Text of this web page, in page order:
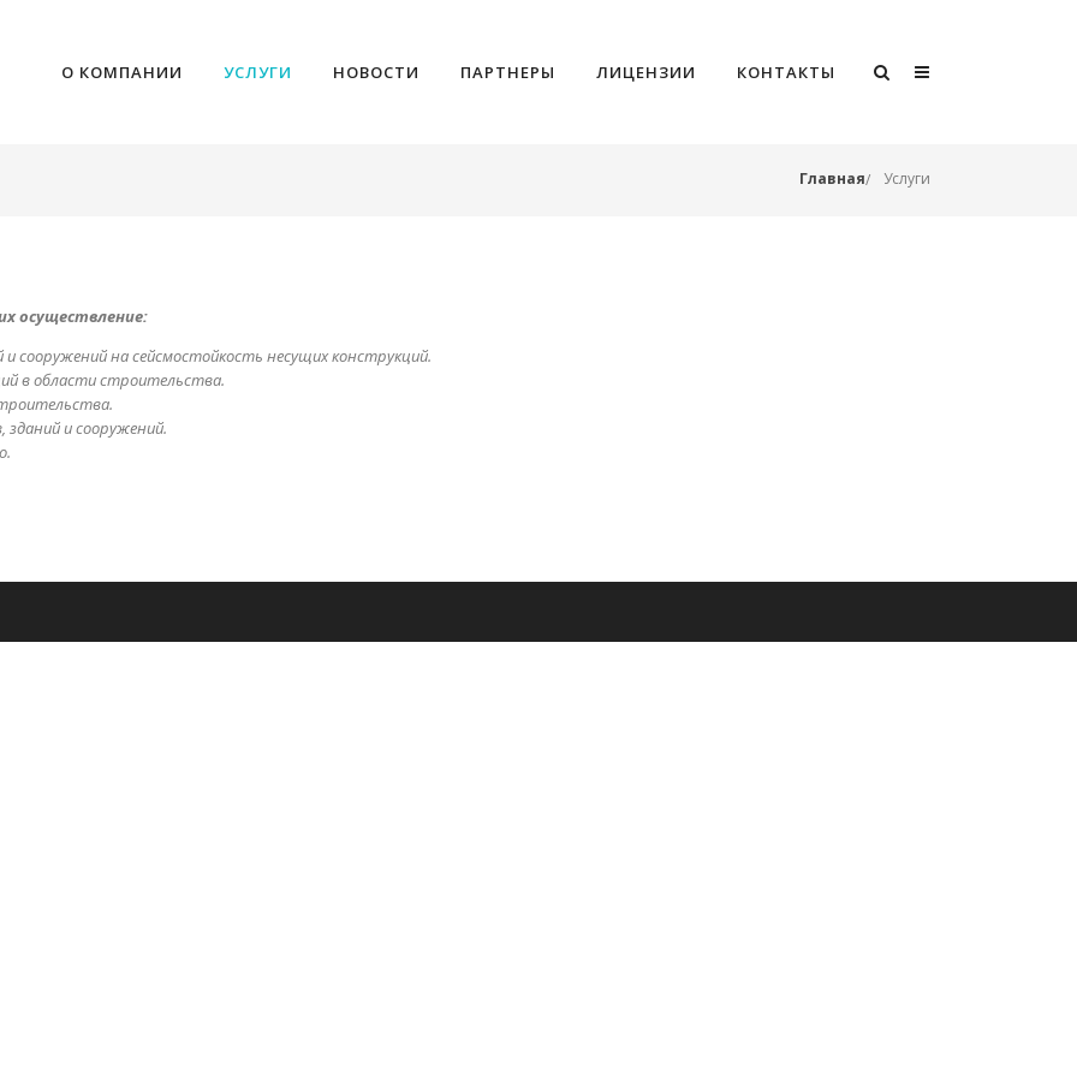
О КОМПАНИИ УСЛУГИ НОВОСТИ ПАРТНЕРЫ ЛИЦЕНЗИИ КОНТАКТЫ
Главная Услуги
осуществление:
и сооружений на сейсмостойкость несущих конструкций.
в области строительства.
и сооружений.